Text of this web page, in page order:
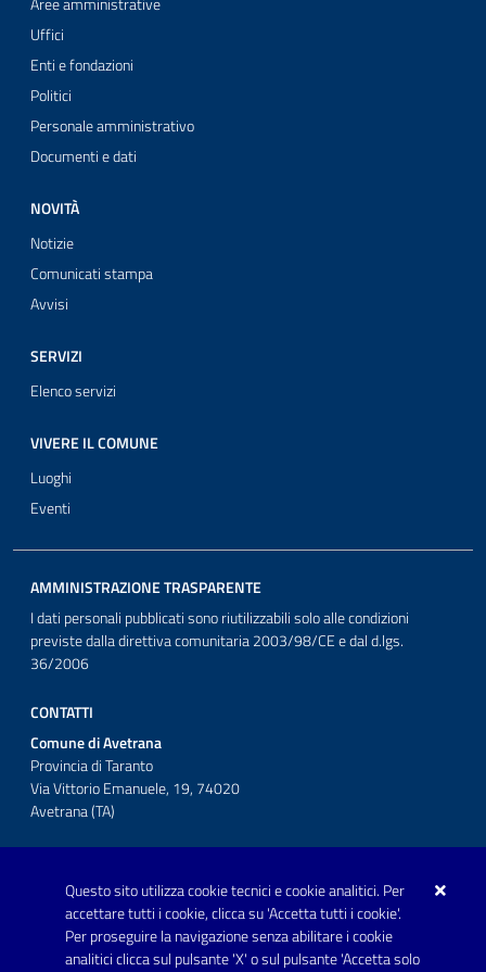
Questo sito utilizza cookie tecnici e cookie analitici. Per
accettare tutti i cookie, clicca su 'Accetta tutti i cookie'.
Per proseguire la navigazione senza abilitare i cookie
analitici clicca sul pulsante 'X' o sul pulsante 'Accetta solo
Uffici
Enti e fondazioni
Politici
Personale amministrativo
Documenti e dati
NOVITÀ
Notizie
Comunicati stampa
Avvisi
SERVIZI
Elenco servizi
VIVERE IL COMUNE
Luoghi
Eventi
AMMINISTRAZIONE TRASPARENTE
I dati personali pubblicati sono riutilizzabili solo alle condizioni
previste dalla direttiva comunitaria 2003/98/CE e dal d.lgs.
36/2006
CONTATTI
Comune di Avetrana
Provincia di Taranto
Via Vittorio Emanuele, 19, 74020
Avetrana (TA)
Telefono: 0999707766
Fax: 0999704336
Posta Elettronica Certificata: